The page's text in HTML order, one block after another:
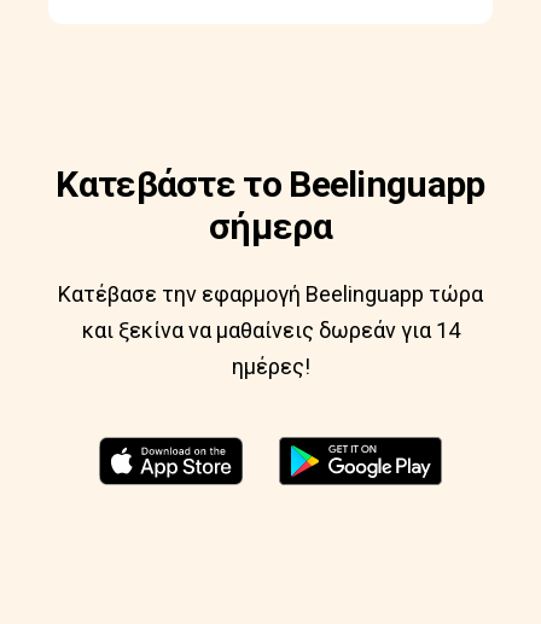
Κατεβάστε το Beelinguapp
σήμερα
Κατέβασε την εφαρμογή Beelinguapp τώρα
και ξεκίνα να μαθαίνεις δωρεάν για 14
ημέρες!